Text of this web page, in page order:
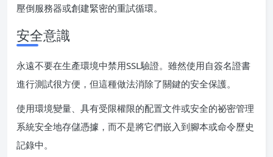
壓倒服務器或創建緊密的重試循環。
安全意識
永遠不要在生產環境中禁用SSL驗證。雖然使用自簽名證書
進行測試很方便，但這種做法消除了關鍵的安全保護。
使用環境變量、具有受限權限的配置文件或安全的祕密管理
系統安全地存儲憑據，而不是將它們嵌入到腳本或命令歷史
記錄中。